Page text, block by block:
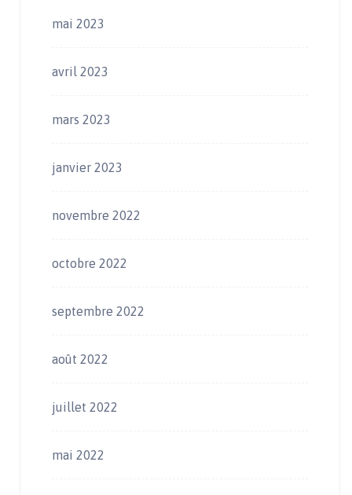
mai 2023
avril 2023
mars 2023
janvier 2023
novembre 2022
octobre 2022
septembre 2022
août 2022
juillet 2022
mai 2022